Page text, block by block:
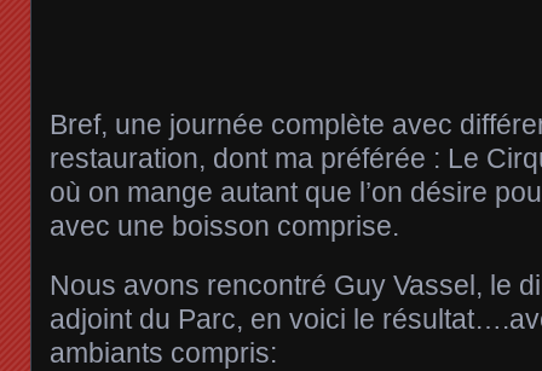
Bref, une journée complète avec
restauration, dont ma préférée : Le
où on mange autant que l’on désire
avec une boisson comprise.
Nous avons rencontré Guy Vassel, le
adjoint du Parc, en voici le
ambiants compris: